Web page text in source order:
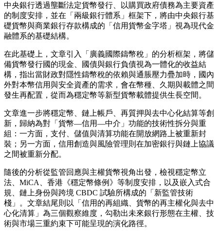
中央銀行透過壟斷法定貨幣發行、以購買政府債務為主要資產
的制度安排，並在「兩級銀行體系」框架下，將由中央銀行基
礎貨幣與商業銀行存款構成的「信用貨幣金字塔」視為現代金
融體系的基礎結構。
在此基礎上，文章引入「廣義國際鑄幣稅」的分析框架，將儲
備貨幣發行國的現金、國債與銀行負債視為一體化的收益結
構，指出當財政對隱性鑄幣稅的依賴與通脹壓力疊加時，國內
外對本幣信用與安全資產的需求，會在幣種、久期與載體之間
發生再配置，從而為穩定幣等新型貨幣載體提供生長空間。
文章進一步將穩定幣、鏈上帳戶、再質押與去中心化結算等創
新，歸納為對「貨幣—信用—中介」功能的技術性拆分與重
組：一方面，支付、儲值與清算功能在開放網路上被重新封
裝；另一方面，信用創造與風險管理則在加密銀行與鏈上協議
之間被重新分配。
隨後的分析從監管回應與主權貨幣視角出發，檢視穩定幣立
法、MiCA、香港《穩定幣條例》等制度安排，以及嵌入式合
規、鏈上身份與跨境 CBDC 試驗所構成的「新監管技術
棧」。文章結尾則以「信用的再組織、貨幣的再主權化與去中
心化清算」為三個觀察維度，勾勒出未來銀行形態在主權、技
術與市場三重約束下可能呈現的演化路徑。